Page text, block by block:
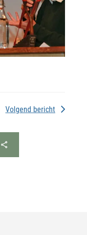
Volgend bericht